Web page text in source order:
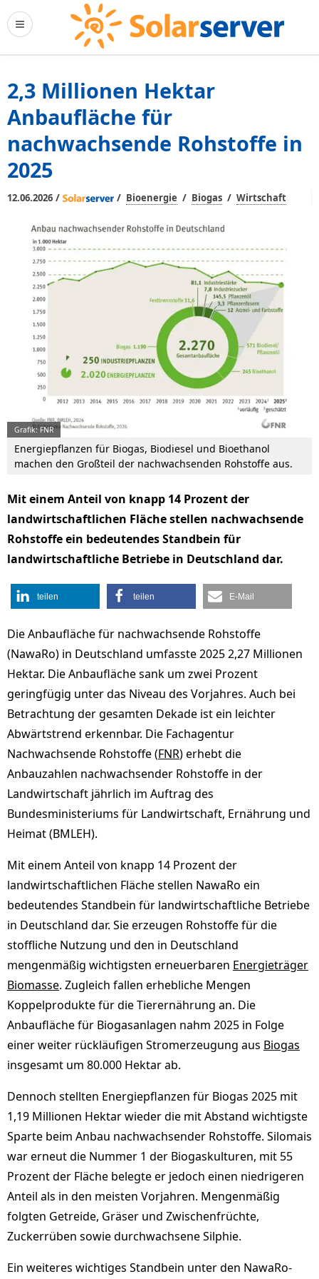
2,3 Millionen Hektar
Anbaufläche für
nachwachsende Rohstoffe in
2025
12.06.2026 / / Bioenergie / Biogas / Wirtschaft
Grafik: FNR
Energiepflanzen für Biogas, Biodiesel und Bioethanol
machen den Großteil der nachwachsenden Rohstoffe aus.
Mit einem Anteil von knapp 14 Prozent der
landwirtschaftlichen Fläche stellen nachwachsende
Rohstoffe ein bedeutendes Standbein für
landwirtschaftliche Betriebe in Deutschland dar.
teilen teilen E-Mail
Die Anbaufläche für nachwachsende Rohstoffe
(NawaRo) in Deutschland umfasste 2025 2,27 Millionen
Hektar. Die Anbaufläche sank um zwei Prozent
geringfügig unter das Niveau des Vorjahres. Auch bei
Betrachtung der gesamten Dekade ist ein leichter
Abwärtstrend erkennbar. Die Fachagentur
Nachwachsende Rohstoffe (FNR) erhebt die
Anbauzahlen nachwachsender Rohstoffe in der
Landwirtschaft jährlich im Auftrag des
Bundesministeriums für Landwirtschaft, Ernährung und
Heimat (BMLEH).
Mit einem Anteil von knapp 14 Prozent der
landwirtschaftlichen Fläche stellen NawaRo ein
bedeutendes Standbein für landwirtschaftliche Betriebe
in Deutschland dar. Sie erzeugen Rohstoffe für die
stoffliche Nutzung und den in Deutschland
mengenmäßig wichtigsten erneuerbaren Energieträger
Biomasse. Zugleich fallen erhebliche Mengen
Koppelprodukte für die Tierernährung an. Die
Anbaufläche für Biogasanlagen nahm 2025 in Folge
einer weiter rückläufigen Stromerzeugung aus Biogas
insgesamt um 80.000 Hektar ab.
Dennoch stellten Energiepflanzen für Biogas 2025 mit
1,19 Millionen Hektar wieder die mit Abstand wichtigste
Sparte beim Anbau nachwachsender Rohstoffe. Silomais
war erneut die Nummer 1 der Biogaskulturen, mit 55
Prozent der Fläche belegte er jedoch einen niedrigeren
Anteil als in den meisten Vorjahren. Mengenmäßig
folgten Getreide, Gräser und Zwischenfrüchte,
Zuckerrüben sowie durchwachsene Silphie.
Ein weiteres wichtiges Standbein unter den NawaRo-